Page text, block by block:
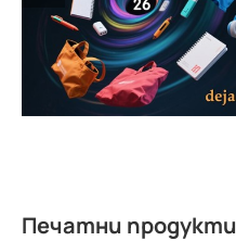
Печатни продукти